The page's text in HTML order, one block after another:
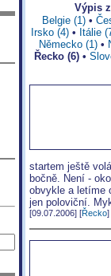
Výpis
Belgie (1)•
Irsko (4)• Itálie
Německo (1)•
Řecko (6)•
startem ještě
bočně. Není -
obvykle a letíme
jen poloviční.
[09.07.2006] [Řecko]